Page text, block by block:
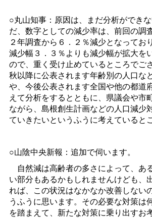
○丸山知事：原因は、まだ分析ができ
だ、数字としての減少率は、前回の調
２年調査から６．２％減少となってお
減少幅３．３％よりも減少幅が拡大を
ので、重く受け止めているところでご
秋以降に公表されます年齢別の人口な
や、今後公表されます全国や他の都道
えて分析をするとともに、県議会や市
ながら、島根創生計画などの人口減少
ていきたいというふうに考えていると
○山陰中央新報：追加で伺います。
自然減は高齢者の多さによって、あ
い部分もあるかもしれませんけども、
れば、この状況はなかなか改善しない
うふうに思います。その必要な対策は
を踏まえて、新たな対策に乗り出すお